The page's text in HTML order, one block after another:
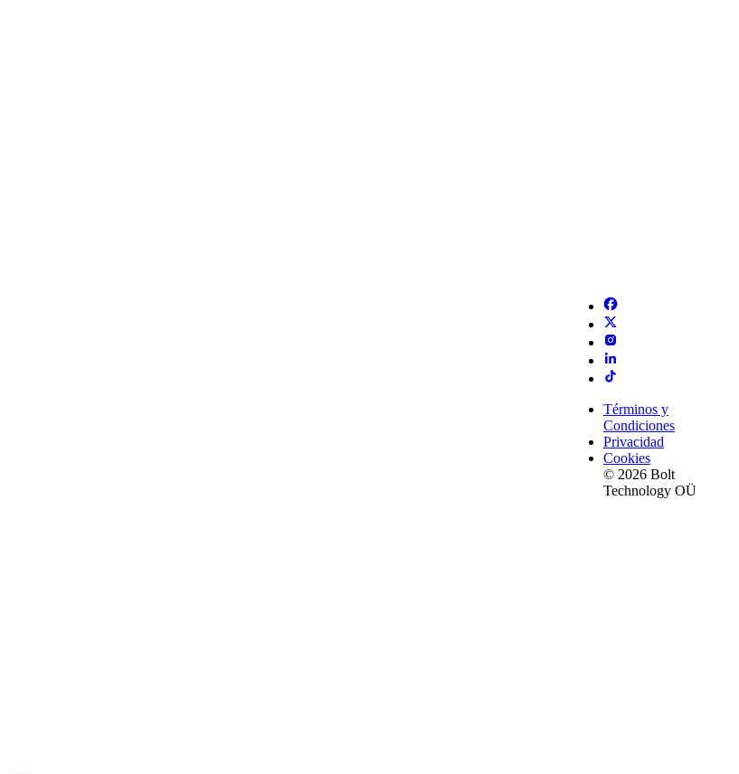
Términos y
Condiciones
Privacidad
Cookies
© 2026 Bolt
Technology OÜ